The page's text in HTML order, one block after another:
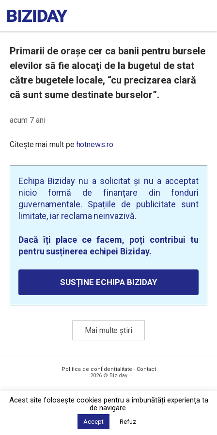
Primarii de orașe cer ca banii pentru bursele
elevilor să fie alocaţi de la bugetul de stat
către bugetele locale, “cu precizarea clară
că sunt sume destinate burselor”.
acum 7 ani
Citește mai mult pe hotnews.ro
Echipa Biziday nu a solicitat și nu a acceptat
nicio formă de finanțare din fonduri
guvernamentale. Spațiile de publicitate sunt
limitate, iar reclama neinvazivă.
Dacă îți place ce facem, poți contribui tu
pentru susținerea echipei Biziday.
SUSȚINE ECHIPA BIZIDAY
Mai multe știri
Politica de confidențialitate · Contact
2026 © Biziday
Acest site foloseşte cookies pentru a îmbunătăți experiența ta
de navigare.
Accept Refuz